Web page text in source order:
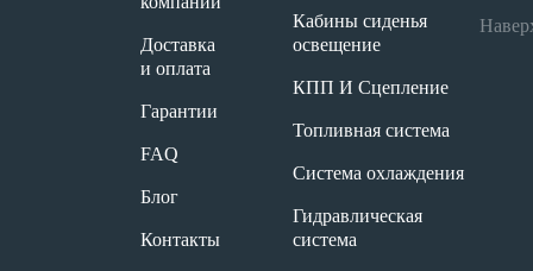
Доставка
и оплата
Гарантии
FAQ
Блог
Контакты
Кабины сиденья
освещение
КПП И Сцепление
Топливная система
Система охлаждения
Гидравлическая
система